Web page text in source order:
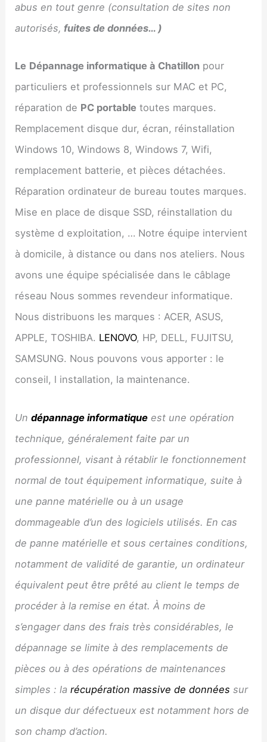
abus en tout genre (consultation de sites non
autorisés, fuites de données… )
Le Dépannage informatique à Chatillon pour
particuliers et professionnels sur MAC et PC,
réparation de PC portable toutes marques.
Remplacement disque dur, écran, réinstallation
Windows 10, Windows 8, Windows 7, Wifi,
remplacement batterie, et pièces détachées.
Réparation ordinateur de bureau toutes marques.
Mise en place de disque SSD, réinstallation du
système d exploitation, … Notre équipe intervient
à domicile, à distance ou dans nos ateliers. Nous
avons une équipe spécialisée dans le câblage
réseau Nous sommes revendeur informatique.
Nous distribuons les marques : ACER, ASUS,
APPLE, TOSHIBA. LENOVO, HP, DELL, FUJITSU,
SAMSUNG. Nous pouvons vous apporter : le
conseil, l installation, la maintenance.
Undépannage informatique est une opération
technique, généralement faite par un
professionnel, visant à rétablir le fonctionnement
normal de tout équipement informatique, suite à
une panne matérielle ou à un usage
dommageable d’un des logiciels utilisés. En cas
de panne matérielle et sous certaines conditions,
notamment de validité de garantie, un ordinateur
équivalent peut être prêté au client le temps de
procéder à la remise en état. À moins de
s’engager dans des frais très considérables, le
dépannage se limite à des remplacements de
pièces ou à des opérations de maintenances
simples : larécupération massive de données sur
un disque dur défectueux est notamment hors de
son champ d’action.